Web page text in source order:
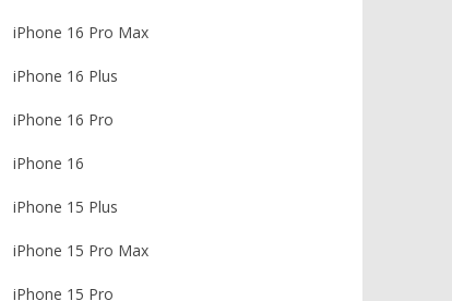
iPhone 16 Pro Max
iPhone 16 Plus
iPhone 16 Pro
iPhone 16
iPhone 15 Plus
iPhone 15 Pro Max
iPhone 15 Pro